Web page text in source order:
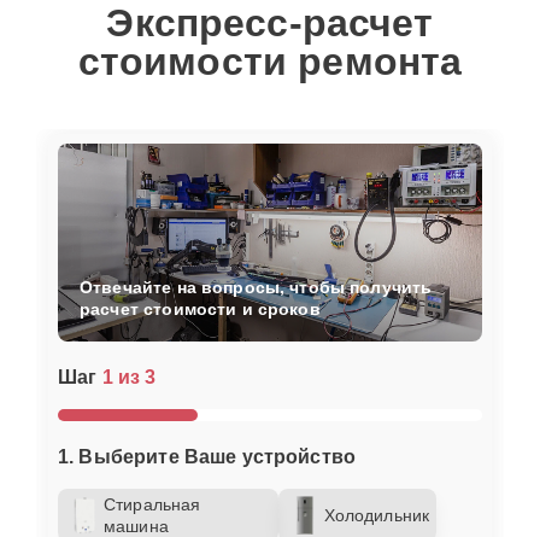
Экспресс-расчет
стоимости ремонта
Шаг 1 из 3
1. Выберите Ваше устройство
Стиральная
машина
Холодильник
Отвечайте на вопросы, чтобы получить
расчет стоимости и сроков